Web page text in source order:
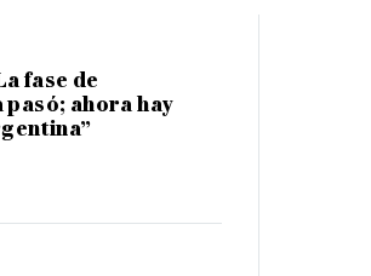
fase de
ahora hay